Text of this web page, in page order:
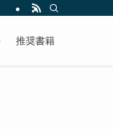
推奨書籍